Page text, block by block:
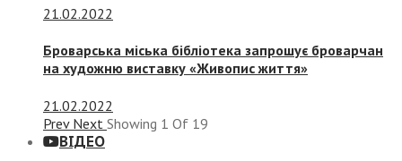
21.02.2022
Броварська міська бібліотека запрошує броварчан
на художню виставку «Живопис життя»
21.02.2022
Prev Next Showing 1 Of 19
ВІДЕО